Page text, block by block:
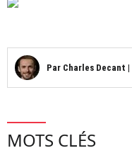
Par Charles Decant |
MOTS CLÉS